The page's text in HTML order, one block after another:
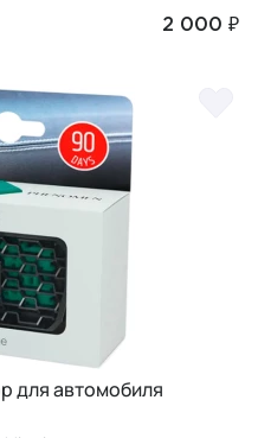
2 000 ₽
для автомобиля